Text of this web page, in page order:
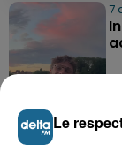
7
Le